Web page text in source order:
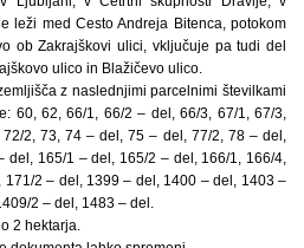
leži med Cesto Andreja Bitenca, potokom
ob Zakrajškovi ulici, vključuje pa tudi del
ulico in Blažičevo ulico.
z naslednjimi parcelnimi številkami
60, 62, 66/1, 66/2 – del, 66/3, 67/1, 67/3,
2, 73, 74 – del, 75 – del, 77/2, 78 – del,
del, 165/1 – del, 165/2 – del, 166/1, 166/4,
171/2 – del, 1399 – del, 1400 – del, 1403 –
2 – del, 1483 – del.
2 hektarja.